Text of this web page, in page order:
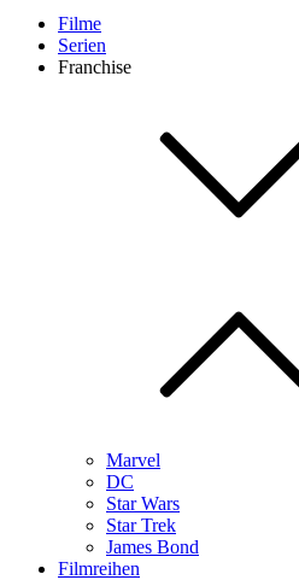
Filme
Serien
Franchise
Marvel
DC
Star Wars
Star Trek
James Bond
Filmreihen